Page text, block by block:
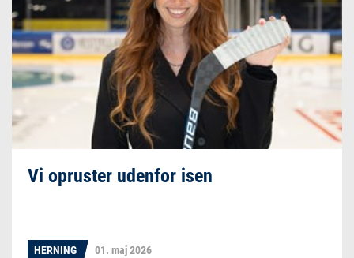
Vi opruster udenfor isen
HERNING 01. maj 2026